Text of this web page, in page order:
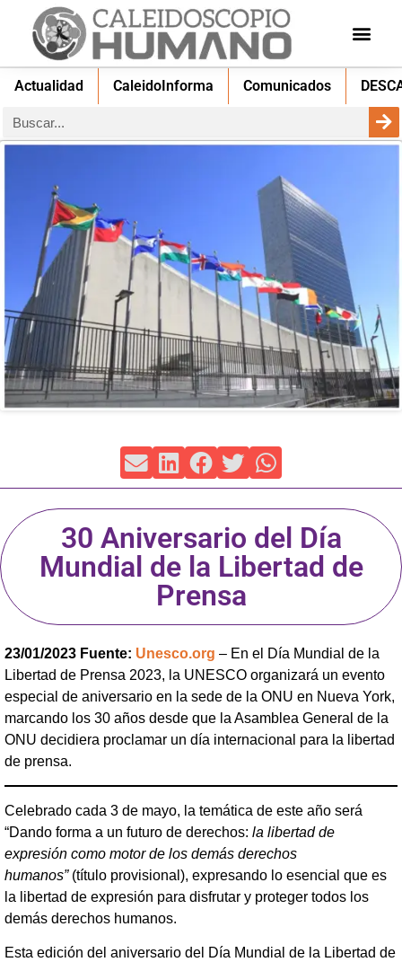
Actualidad CaleidoInforma Comunicados
30 Aniversario del Día
Mundial de la Libertad de
Prensa
23/01/2023 Fuente: Unesco.org – En el Día Mundial de la
Libertad de Prensa 2023, la UNESCO organizará un evento
especial de aniversario en la sede de la ONU en Nueva York,
marcando los 30 años desde que la Asamblea General de la
ONU decidiera proclamar un día internacional para la libertad
de prensa.
Celebrado cada 3 de mayo, la temática de este año será
“Dando forma a un futuro de derechos: la libertad de
expresión como motor de los demás derechos
humanos” (título provisional), expresando lo esencial que es
la libertad de expresión para disfrutar y proteger todos los
demás derechos humanos.
Esta edición del aniversario del Día Mundial de la Libertad de